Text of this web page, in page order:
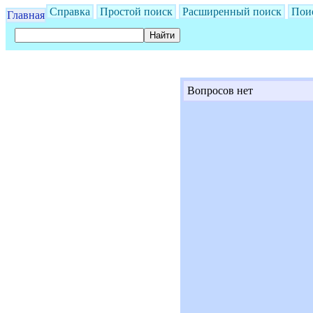
Главная Справка Простой поиск Расширенный поиск
Вопросов нет